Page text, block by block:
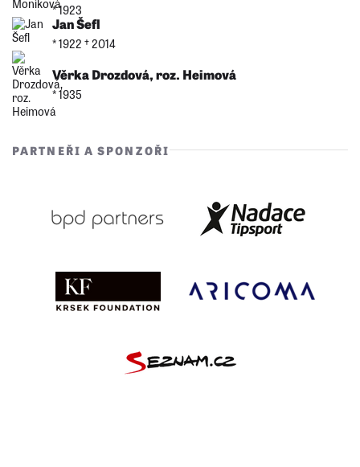
* 1923
Jan Šefl
* 1922 †︎ 2014
Věrka Drozdová, roz. Heimová
* 1935
PARTNEŘI A SPONZOŘI